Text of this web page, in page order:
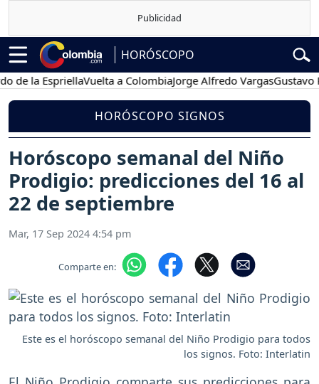
HORÓSCOPO
la EspriellaVuelta a ColombiaJorge Alfredo VargasGustavo Petro
HORÓSCOPO SIGNOS
Horóscopo semanal del Niño
Prodigio: predicciones del 16 al
22 de septiembre
Mar, 17 Sep 2024 4:54 pm
Comparte en:
Este es el horóscopo semanal del Niño Prodigio para todos
los signos. Foto: Interlatin